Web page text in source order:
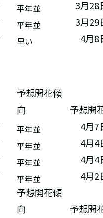
平年並
3月28
平年並
3月29
早い 4月8
予想開花傾
向
予想開
平年並
4月7
平年並
4月4
平年並
4月4
平年並 4月2
予想開花傾
向
予想開